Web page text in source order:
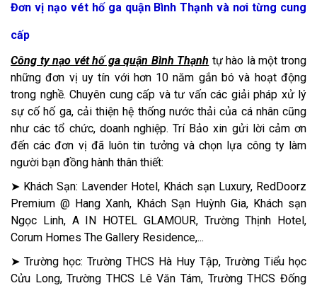
Đơn vị nạo vét hố ga quận Bình Thạnh và nơi từng cung
cấp
Công ty nạo vét hố ga quận Bình Thạnh tự hào là một trong
những đơn vị uy tín với hơn 10 năm gắn bó và hoạt động
trong nghề. Chuyên cung cấp và tư vấn các giải pháp xử lý
sự cố hố ga, cải thiện hệ thống nước thải của cá nhân cũng
như các tổ chức, doanh nghiệp. Trí Bảo xin gửi lời cảm ơn
đến các đơn vị đã luôn tin tưởng và chọn lựa công ty làm
người bạn đồng hành thân thiết:
➤ Khách Sạn: Lavender Hotel, Khách sạn Luxury, RedDoorz
Premium @ Hang Xanh, Khách Sạn Huỳnh Gia, Khách sạn
Ngọc Linh, A IN HOTEL GLAMOUR, Trường Thịnh Hotel,
Corum Homes The Gallery Residence,...
➤ Trường học: Trường THCS Hà Huy Tập, Trường Tiểu học
Cửu Long, Trường THCS Lê Văn Tám, Trường THCS Đống